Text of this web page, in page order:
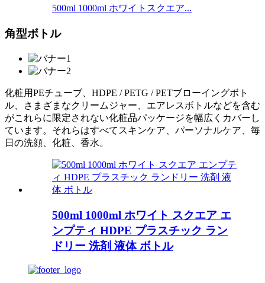
500ml 1000ml ホワイトスクエア...
角型ボトル
化粧用PEチューブ、HDPE / PETG / PETブローイングボト
ル、さまざまなクリームジャー、エアレスボトルなどを含む
がこれらに限定されない化粧品パッケージを幅広くカバーし
ています。それらはすべてスキンケア、パーソナルケア、毎
日の洗顔、化粧、香水。
500ml 1000ml ホワイト スクエア エ
ンプティ HDPE プラスチック ラン
ドリー 洗剤 液体 ボトル